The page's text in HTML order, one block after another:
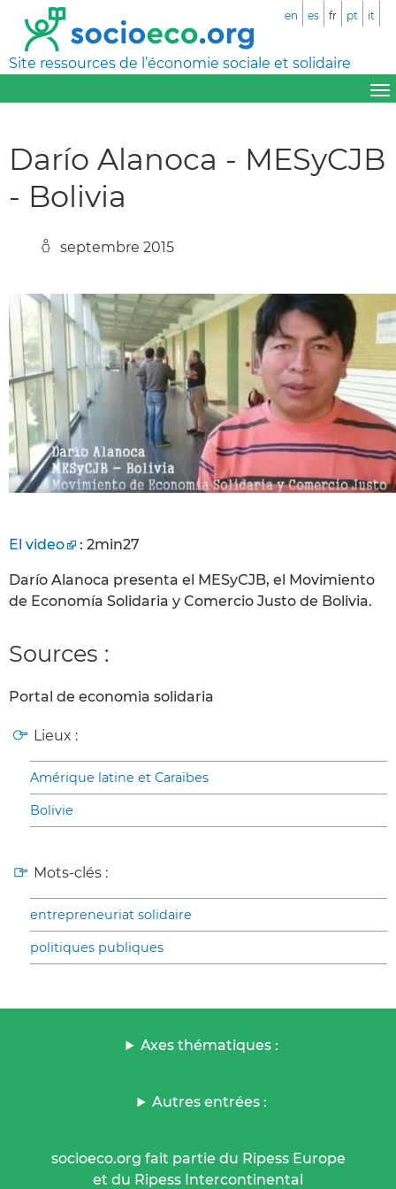
Site ressources de l’économie sociale et solidaire
en es fr pt it
Darío Alanoca - MESyCJB
- Bolivia
septembre 2015
El video : 2min27
Darío Alanoca presenta el MESyCJB, el Movimiento
de Economía Solidaria y Comercio Justo de Bolivia.
Sources :
Portal de economia solidaria
Lieux :
Amérique latine et Caraïbes
Bolivie
Mots-clés :
entrepreneuriat solidaire
politiques publiques
Axes thématiques :
Autres entrées :
socioeco.org fait partie du Ripess Europe
et du Ripess Intercontinental